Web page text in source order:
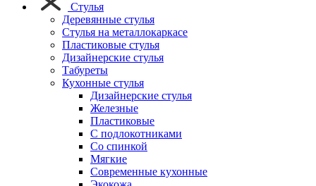
Стулья
Деревянные стулья
Стулья на металлокаркасе
Пластиковые стулья
Дизайнерские стулья
Табуреты
Кухонные стулья
Дизайнерские стулья
Железные
Пластиковые
С подлокотниками
Со спинкой
Мягкие
Современные кухонные